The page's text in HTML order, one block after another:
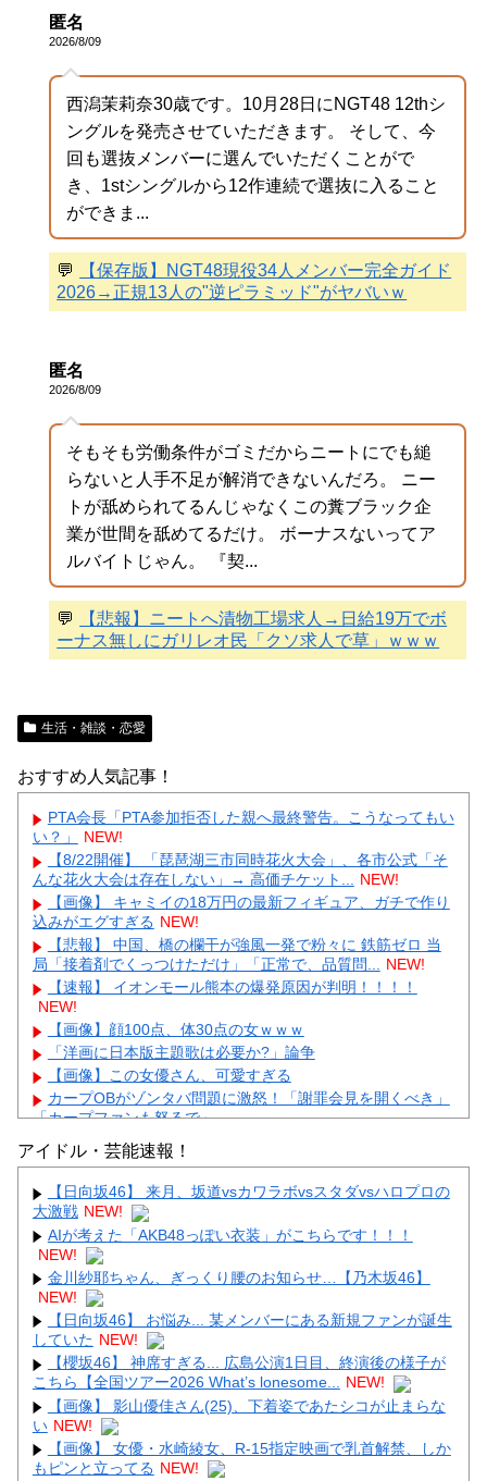
匿名
2026/8/09
西潟茉莉奈30歳です。10月28日にNGT48 12thシ
ングルを発売させていただきます。 そして、今
回も選抜メンバーに選んでいただくことがで
き、1stシングルから12作連続で選抜に入ること
ができま...
💬
【保存版】NGT48現役34人メンバー完全ガイド
2026→正規13人の"逆ピラミッド"がヤバいｗ
匿名
2026/8/09
そもそも労働条件がゴミだからニートにでも縋
らないと人手不足が解消できないんだろ。 ニー
トが舐められてるんじゃなくこの糞ブラック企
業が世間を舐めてるだけ。 ボーナスないってア
ルバイトじゃん。 『契...
💬
【悲報】ニートへ漬物工場求人→日給19万でボ
ーナス無しにガリレオ民「クソ求人で草」ｗｗｗ
生活・雑談・恋愛
おすすめ人気記事！
PTA会長「PTA参加拒否した親へ最終警告。こうなってもい
い？」
NEW!
【8/22開催】 「琵琶湖三市同時花火大会」、各市公式「そ
んな花火大会は存在しない」→ 高価チケット... NEW!
【画像】 キャミイの18万円の最新フィギュア、ガチで作り
込みがエグすぎる NEW!
【悲報】 中国、橋の欄干が強風一発で粉々に 鉄筋ゼロ 当
局「接着剤でくっつけただけ」「正常で、品質問... NEW!
【速報】 イオンモール熊本の爆発原因が判明！！！！
NEW!
【画像】顔100点、体30点の女ｗｗｗ
「洋画に日本版主題歌は必要か?」論争
【画像】この女優さん、可愛すぎる
カープOBがゾンタバ問題に激怒！「謝罪会見を開くべき」
「カープファンも怒るで」
【画像】顔100点、体30点の女ｗｗｗ
Powered by livedoor 相互RSS
アイドル・芸能速報！
【日向坂46】 来月、坂道vsカワラボvsスタダvsハロプロの
大激戦 NEW!
AIが考えた「AKB48っぽい衣装」がこちらです！！！
NEW!
金川紗耶ちゃん、ぎっくり腰のお知らせ…【乃木坂46】
NEW!
【日向坂46】 お悩み... 某メンバーにある新規ファンが誕生
していた NEW!
【櫻坂46】 神席すぎる... 広島公演1日目、終演後の様子が
こちら【全国ツアー2026 What’s lonesome... NEW!
【画像】 影山優佳さん(25)、下着姿であたシコが止まらな
い NEW!
【画像】 女優・水崎綾女、R-15指定映画で乳首解禁、しか
もピンと立ってる NEW!